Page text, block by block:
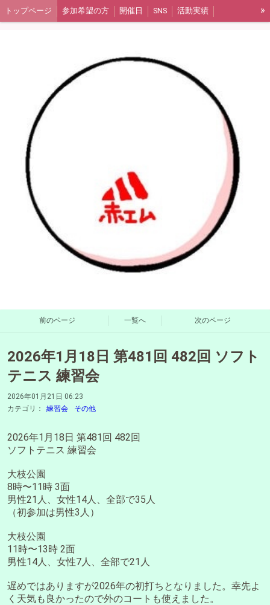
トップページ 参加希望の方 開催日 SNS 活動実績
活動報告（ブログ）
»
前のページ 一覧へ 次のページ
2026年1月18日 第481回 482回 ソフト
テニス 練習会
2026年01月21日 06:23
カテゴリ：
練習会 その他
2026年1月18日 第481回 482回
ソフトテニス 練習会
大枝公園
8時〜11時 3面
男性21人、女性14人、全部で35人
（初参加は男性3人）
大枝公園
11時〜13時 2面
男性14人、女性7人、全部で21人
遅めではありますが2026年の初打ちとなりました。幸先よ
く天気も良かったので外のコートも使えました。